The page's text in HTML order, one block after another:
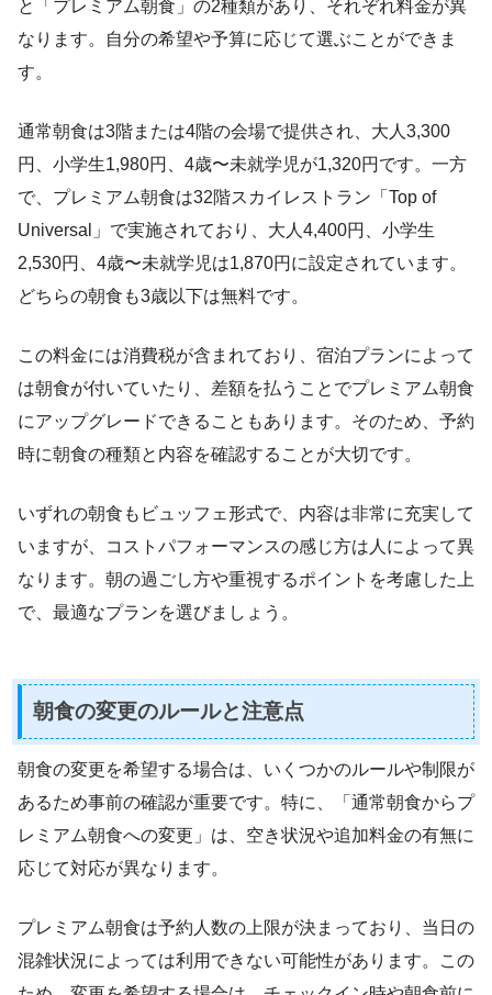
と「プレミアム朝食」の2種類があり、それぞれ料金が異
なります。自分の希望や予算に応じて選ぶことができま
す。
通常朝食は3階または4階の会場で提供され、大人3,300
円、小学生1,980円、4歳〜未就学児が1,320円です。一方
で、プレミアム朝食は32階スカイレストラン「Top of
Universal」で実施されており、大人4,400円、小学生
2,530円、4歳〜未就学児は1,870円に設定されています。
どちらの朝食も3歳以下は無料です。
この料金には消費税が含まれており、宿泊プランによって
は朝食が付いていたり、差額を払うことでプレミアム朝食
にアップグレードできることもあります。そのため、予約
時に朝食の種類と内容を確認することが大切です。
いずれの朝食もビュッフェ形式で、内容は非常に充実して
いますが、コストパフォーマンスの感じ方は人によって異
なります。朝の過ごし方や重視するポイントを考慮した上
で、最適なプランを選びましょう。
朝食の変更のルールと注意点
朝食の変更を希望する場合は、いくつかのルールや制限が
あるため事前の確認が重要です。特に、「通常朝食からプ
レミアム朝食への変更」は、空き状況や追加料金の有無に
応じて対応が異なります。
プレミアム朝食は予約人数の上限が決まっており、当日の
混雑状況によっては利用できない可能性があります。この